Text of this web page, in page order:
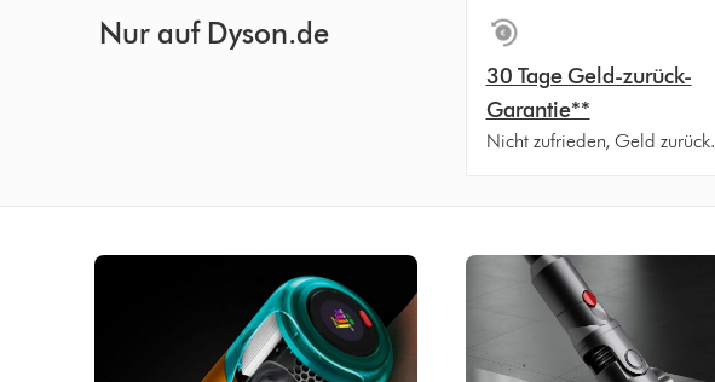
Nur auf Dyson.de
30 Tage Geld-zurück-
Garantie**
Nicht zufrieden, Geld zurück.